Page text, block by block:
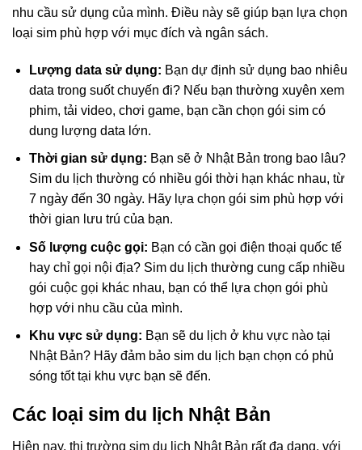
nhu cầu sử dụng của mình. Điều này sẽ giúp bạn lựa chọn
loại sim phù hợp với mục đích và ngân sách.
Lượng data sử dụng: Bạn dự định sử dụng bao nhiêu
data trong suốt chuyến đi? Nếu bạn thường xuyên xem
phim, tải video, chơi game, bạn cần chọn gói sim có
dung lượng data lớn.
Thời gian sử dụng: Bạn sẽ ở Nhật Bản trong bao lâu?
Sim du lịch thường có nhiều gói thời hạn khác nhau, từ
7 ngày đến 30 ngày. Hãy lựa chọn gói sim phù hợp với
thời gian lưu trú của bạn.
Số lượng cuộc gọi: Bạn có cần gọi điện thoại quốc tế
hay chỉ gọi nội địa? Sim du lịch thường cung cấp nhiều
gói cuộc gọi khác nhau, bạn có thể lựa chọn gói phù
hợp với nhu cầu của mình.
Khu vực sử dụng: Bạn sẽ du lịch ở khu vực nào tại
Nhật Bản? Hãy đảm bảo sim du lịch bạn chọn có phủ
sóng tốt tại khu vực bạn sẽ đến.
Các loại sim du lịch Nhật Bản
Hiện nay, thị trường sim du lịch Nhật Bản rất đa dạng, với